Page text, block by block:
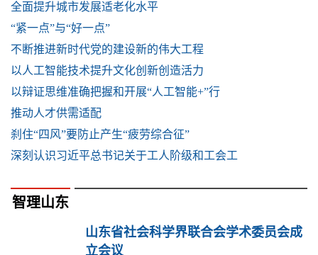
全面提升城市发展适老化水平
“紧一点”与“好一点”
不断推进新时代党的建设新的伟大工程
以人工智能技术提升文化创新创造活力
以辩证思维准确把握和开展“人工智能+”行
推动人才供需适配
刹住“四风”要防止产生“疲劳综合征”
深刻认识习近平总书记关于工人阶级和工会工
智理山东
山东省社会科学界联合会学术委员会成
立会议